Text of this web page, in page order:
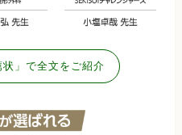
」で全文をご紹介